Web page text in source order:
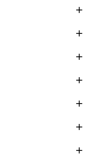






